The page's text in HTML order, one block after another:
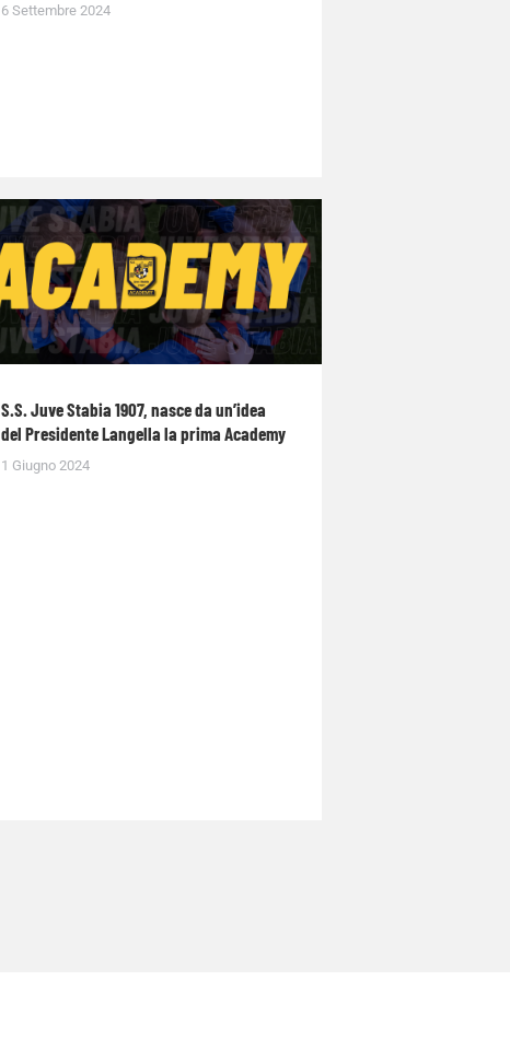
6 Settembre 2024
S.S. Juve Stabia 1907, nasce da un’idea
del Presidente Langella la prima Academy
1 Giugno 2024